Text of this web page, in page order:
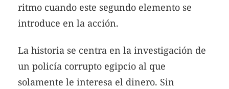
ritmo cuando este segundo elemento se
introduce en la acción.
La historia se centra en la investigación de
un policía corrupto egipcio al que
solamente le interesa el dinero. Sin